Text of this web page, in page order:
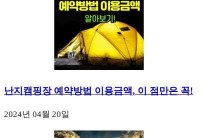
난지캠핑장 예약방법 이용금액, 이 점만은 꼭!
2024년 04월 20일